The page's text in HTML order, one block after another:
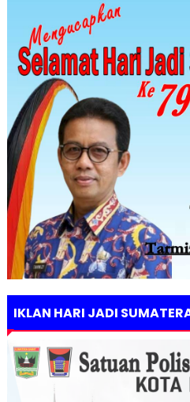
IKLAN HARI JADI